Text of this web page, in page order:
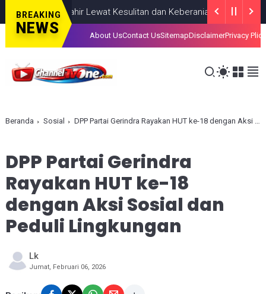
BREAKING
NEWS
Lahir Lewat Kesulitan dan Keberanian NASIONAL
About UsContact UsSitemapDisclaimerPrivacy Plice
Beranda Sosial DPP Partai Gerindra Rayakan HUT ke-18 dengan Aksi Sosial dan Peduli Lingkungan
DPP Partai Gerindra
Rayakan HUT ke-18
dengan Aksi Sosial dan
Peduli Lingkungan
Lk
Jumat, Februari 06, 2026